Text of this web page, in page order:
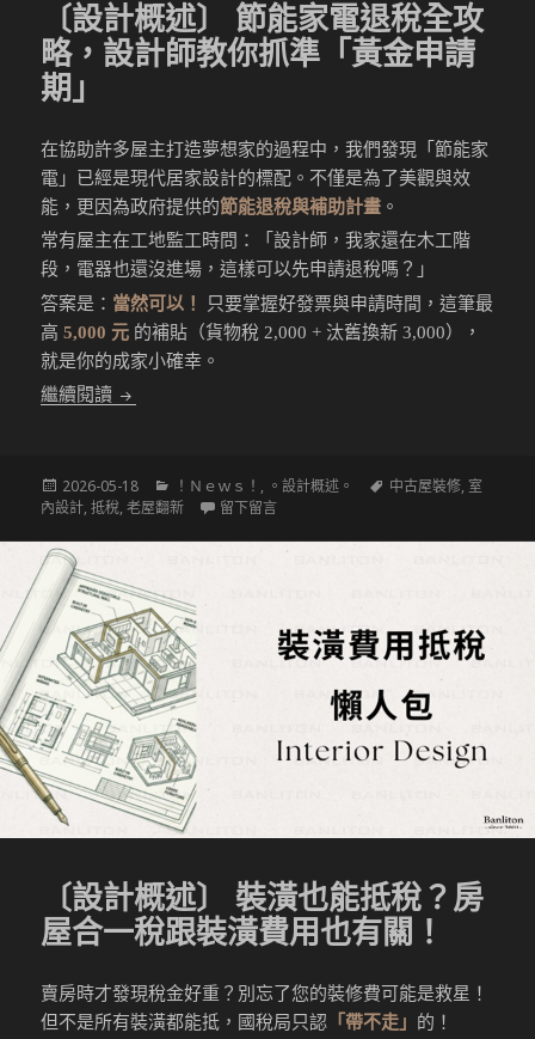
〔設計概述〕 節能家電退稅全攻
略，設計師教你抓準「黃金申請
期」
在協助許多屋主打造夢想家的過程中，我們發現「節能家
電」已經是現代居家設計的標配。不僅是為了美觀與效
能，更因為政府提供的節能退稅與補助計畫 。
常有屋主在工地監工時問：「設計師，我家還在木工階
段，電器也還沒進場，這樣可以先申請退稅嗎？」
答案是： 當然可以！
只要掌握好發票與申請時間，這筆最
高5,000 元 的補貼（貨物稅 2,000 + 汰舊換新 3,000），
就是你的成家小確幸。
繼續閱讀 〔設計概述〕 節能家電退稅全攻略，設計師教你抓
發
佈
2026-05-18
分
類
！Ｎｅｗｓ！ , 。設計概述。
標
中古屋裝修,室
內設計,抵稅,老屋翻新 留下留言在 〔設計概述〕 節能家電退稅全攻略
〔設計概述〕 裝潢也能抵稅？房
屋合一稅跟裝潢費用也有關！
賣房時才發現稅金好重？別忘了您的裝修費可能是救星！
但不是所有裝潢都能抵，國稅局只認 「帶不走」 的！